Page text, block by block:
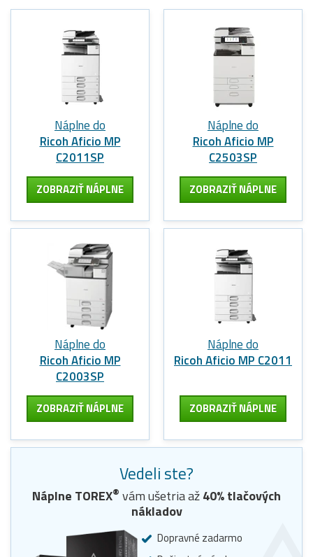
Náplne do
Ricoh Aficio MP
C2011SP
ZOBRAZIŤ NÁPLNE
Náplne do
Ricoh Aficio MP
C2503SP
ZOBRAZIŤ NÁPLNE
Náplne do
Ricoh Aficio MP
C2003SP
ZOBRAZIŤ NÁPLNE
Náplne do
Ricoh Aficio MP C2011
ZOBRAZIŤ NÁPLNE
Vedeli ste?
Náplne TOREX® vám ušetria až40% tlačových
nákladov
Dopravné zadarmo